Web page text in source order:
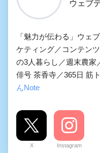
ウェブ
「魅力が伝わる」ウェ
ケティング／コンテン
の3人暮らし／週末農家
俳号 茶香寺／365日 筋
んNote
X Instagram